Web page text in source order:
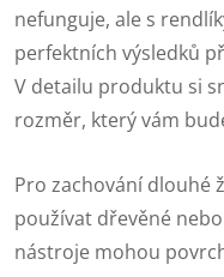
nefunguje, ale s
perfektních výsledků
V detailu produktu si
rozměr, který vám
Pro zachování dlouhé
používat dřevěné
nástroje mohou